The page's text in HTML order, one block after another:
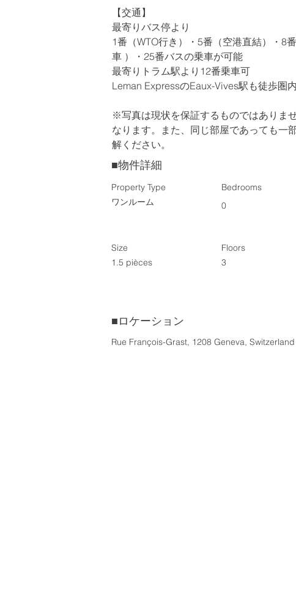
【交通】
最寄りバス停より
1番（WTO行き）・5番（空港直結）・8
車 ）・25番バスの乗車が可能
最寄りトラム駅より12番乗車可
Leman ExpressのEaux-Vives駅も徒歩圏
※写真は現状を保証するものではありま
なります。また、同じ部屋であっても一
解ください。
■物件詳細
Property Type
ワンルーム
Bedrooms
0
Size
1.5 pièces
Floors
3
■ロケーション
Rue François-Grast, 1208 Geneva, Switzerland